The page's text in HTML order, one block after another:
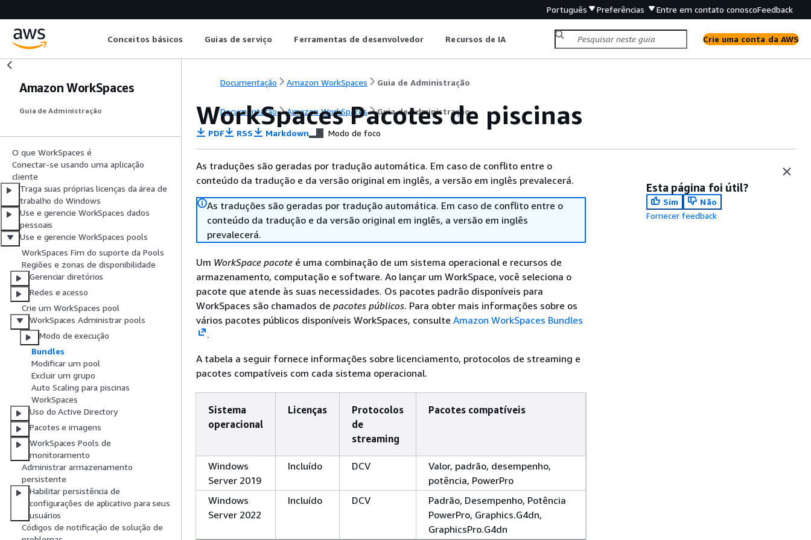
Português Preferências Entre em contato conoscoFeedback
Conceitos básicos Guias de serviço Ferramentas de desenvolvedor Recursos de IA Crie uma conta da AWS
Amazon WorkSpaces
Guia de Administração
O que WorkSpaces é
Conectar-se usando uma aplicação
cliente
Traga suas próprias licenças da área de
trabalho do Windows
Use e gerencie WorkSpaces dados
pessoais
Use e gerencie WorkSpaces pools
WorkSpaces Fim do suporte da Pools
Regiões e zonas de disponibilidade
Gerenciar diretórios
Redes e acesso
Crie um WorkSpaces pool
WorkSpaces Administrar pools
Modo de execução
Bundles
Modificar um pool
Excluir um grupo
Auto Scaling para piscinas
WorkSpaces
Uso do Active Directory
Pacotes e imagens
WorkSpaces Pools de
monitoramento
Administrar armazenamento
persistente
Habilitar persistência de
configurações de aplicativo para seus
usuários
Códigos de notificação de solução de
Documentação Amazon WorkSpaces Guia de Administração
Documentação Amazon WorkSpaces Guia de Administração
WorkSpaces Pacotes de piscinas
PDF RSS Markdown Modo de foco
As traduções são geradas por tradução automática. Em caso de conflito entre o
conteúdo da tradução e da versão original em inglês, a versão em inglês prevalecerá.
As traduções são geradas por tradução automática. Em caso de conflito entre o
conteúdo da tradução e da versão original em inglês, a versão em inglês
prevalecerá.
Um WorkSpace pacote é uma combinação de um sistema operacional e recursos de
armazenamento, computação e software. Ao lançar um WorkSpace, você seleciona o
pacote que atende às suas necessidades. Os pacotes padrão disponíveis para
WorkSpaces são chamados de pacotes públicos. Para obter mais informações sobre os
vários pacotes públicos disponíveis WorkSpaces, consulte Amazon WorkSpaces Bundles
.
A tabela a seguir fornece informações sobre licenciamento, protocolos de streaming e
pacotes compatíveis com cada sistema operacional.
Sistema
operacional
Licenças
Protocolos
de
streaming
Pacotes compatíveis
Windows
Server 2019
Incluído DCV
Valor, padrão, desempenho,
potência, PowerPro
Windows
Server 2022
Incluído DCV
Padrão, Desempenho, Potência
PowerPro, Graphics.G4dn,
GraphicsPro.G4dn
Esta página foi útil?
Sim
Não
Fornecer feedback